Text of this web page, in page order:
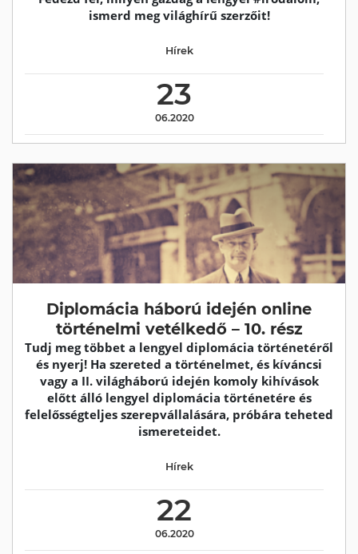
ismerd meg világhírű szerzőit!
23
06.2020
Hírek
Diplomácia háború idején online
történelmi vetélkedő – 10. rész
Tudj meg többet a lengyel diplomácia történetéről
és nyerj! Ha szereted a történelmet, és kíváncsi
vagy a II. világháború idején komoly kihívások
előtt álló lengyel diplomácia történetére és
felelősségteljes szerepvállalására, próbára teheted
ismereteidet.
22
06.2020
Hírek